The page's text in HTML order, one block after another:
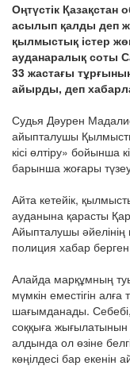
Оңтүстік Қазақстан
асылып қалды деп
қылмыстық істер
ауданаралық соты
33 жастағы
айырды, деп
Судья Дәурен
айыпталушы
кісі өлтіру» бойынша
барынша жоғары
Айта кетейік,
ауданына қарасты
Айыпталушы
полиция хабар
Алайда марқұмның
мүмкін еместігін
шағымданады. Себебі,
соққыға
алдында ол өзіне
көңілдесі бар екенін